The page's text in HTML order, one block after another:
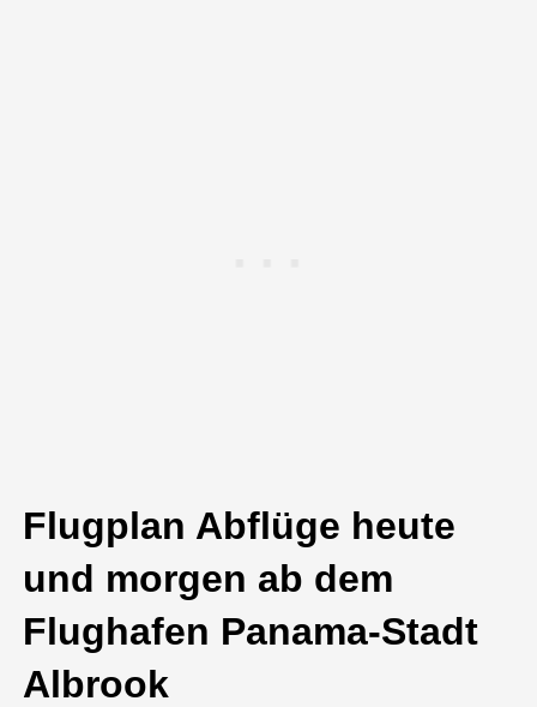
Flugplan Abflüge heute
und morgen ab dem
Flughafen Panama-Stadt
Albrook